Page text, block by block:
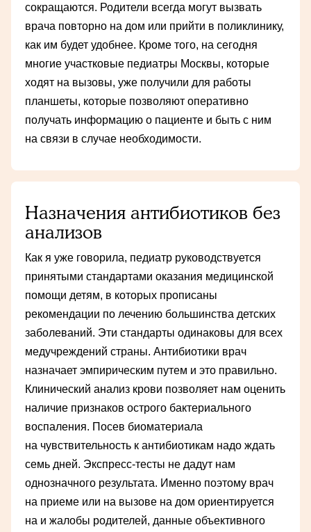
сокращаются. Родители всегда могут вызвать
врача повторно на дом или прийти в поликлинику,
как им будет удобнее. Кроме того, на сегодня
многие участковые педиатры Москвы, которые
ходят на вызовы, уже получили для работы
планшеты, которые позволяют оперативно
получать информацию о пациенте и быть с ним
на связи в случае необходимости.
Назначения антибиотиков без
анализов
Как я уже говорила, педиатр руководствуется
принятыми стандартами оказания медицинской
помощи детям, в которых прописаны
рекомендации по лечению большинства детских
заболеваний. Эти стандарты одинаковы для всех
медучреждений страны. Антибиотики врач
назначает эмпирическим путем и это правильно.
Клинический анализ крови позволяет нам оценить
наличие признаков острого бактериального
воспаления. Посев биоматериала
на чувствительность к антибиотикам надо ждать
семь дней. Экспресс-тесты не дадут нам
однозначного результата. Именно поэтому врач
на приеме или на вызове на дом ориентируется
на и жалобы родителей, данные объективного